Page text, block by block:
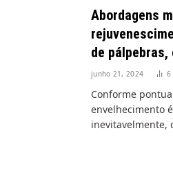
Abordagens
de pálpebras,
junho 21, 2024 6
Conforme
envelhecimento
inevitavelmente,